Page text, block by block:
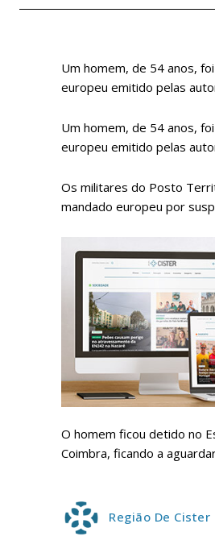
Um homem, de 54 anos,
europeu emitido pelas
Um homem, de 54 anos,
europeu emitido pelas
Os militares do Posto
mandado europeu por
O homem ficou detido no
Coimbra, ficando a
Região De Cister